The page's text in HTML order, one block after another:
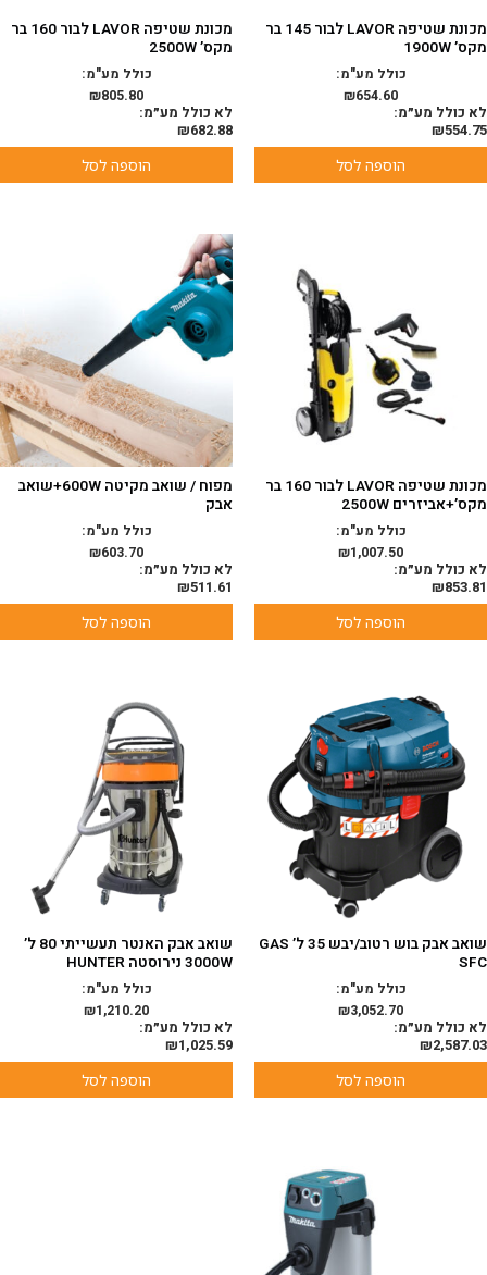
מכונת שטיפה LAVOR לבור 145 בר
מקס’ 1900W
₪654.60
כולל מע"מ:
לא כולל מע״מ:
₪554.75
הוספה לסל
מכונת שטיפה LAVOR לבור 160 בר
מקס’ 2500W
₪805.80
כולל מע"מ:
לא כולל מע״מ:
₪682.88
הוספה לסל
מכונת שטיפה LAVOR לבור 160 בר
מקס’+אביזרים 2500W
₪1,007.50
כולל מע"מ:
לא כולל מע״מ:
₪853.81
הוספה לסל
מפוח / שואב מקיטה 600W+שואב
אבק
₪603.70
כולל מע"מ:
לא כולל מע״מ:
₪511.61
הוספה לסל
שואב אבק בוש רטוב/יבש 35 ל’ GAS
SFC
₪3,052.70
כולל מע"מ:
לא כולל מע״מ:
₪2,587.03
הוספה לסל
שואב אבק האנטר תעשייתי 80 ל’
3000W נירוסטה HUNTER
₪1,210.20
כולל מע"מ:
לא כולל מע״מ:
₪1,025.59
הוספה לסל